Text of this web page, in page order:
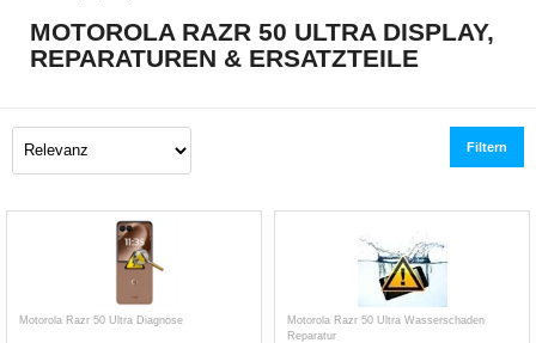
MOTOROLA RAZR 50 ULTRA DISPLAY,
REPARATUREN & ERSATZTEILE
Filtern
Motorola Razr 50 Ultra Diagnose
Motorola Razr 50 Ultra Wasserschaden
Reparatur